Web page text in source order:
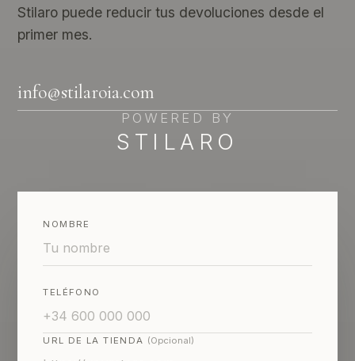
Stilaro puede reducir tus devoluciones desde el
primer mes.
info@stilaroia.com
POWERED BY
STILARO
NOMBRE
TELÉFONO
URL DE LA TIENDA (Opcional)